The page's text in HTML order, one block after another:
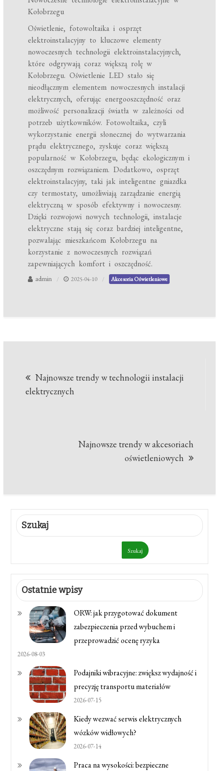
Kołobrzegu
Oświetlenie, fotowoltaika i osprzęt
elektroinstalacyjny to kluczowe elementy
nowoczesnych technologii elektroinstalacyjnych,
które odgrywają coraz większą rolę w
Kołobrzegu. Oświetlenie LED stało się
nieodłącznym elementem nowoczesnych instalacji
elektrycznych, oferując energooszczędność oraz
możliwość personalizacji światła w zależności od
potrzeb użytkowników. Fotowoltaika, czyli
wykorzystanie energii słonecznej do wytwarzania
prądu elektrycznego, zyskuje coraz większą
popularność w Kołobrzegu, będąc ekologicznym i
oszczędnym rozwiązaniem. Dodatkowo, osprzęt
elektroinstalacyjny, taki jak inteligentne gniazdka
czy termostaty, umożliwiają zarządzanie energią
elektryczną w sposób efektywny i nowoczesny.
Dzięki rozwojowi nowych technologii, instalacje
elektryczne stają się coraz bardziej inteligentne,
pozwalając mieszkańcom Kołobrzegu na
korzystanie z nowoczesnych rozwiązań
zapewniających komfort i oszczędność.
admin 2025-04-10 Akcesoria Oświetleniowe
wpisu
Najnowsze trendy w technologii instalacji
elektrycznych
Najnowsze trendy w akcesoriach
oświetleniowych
Szukaj
Szukaj
Ostatnie wpisy
ORW: jak przygotować dokument
zabezpieczenia przed wybuchem i
przeprowadzić ocenę ryzyka
2026-08-03
Podajniki wibracyjne: zwiększ wydajność i
precyzję transportu materiałów
2026-07-15
Kiedy wezwać serwis elektrycznych
wózków widłowych?
2026-07-14
Praca na wysokości: bezpieczne